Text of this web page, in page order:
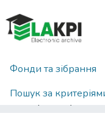
Фонди та зібрання
Пошук за
Головна